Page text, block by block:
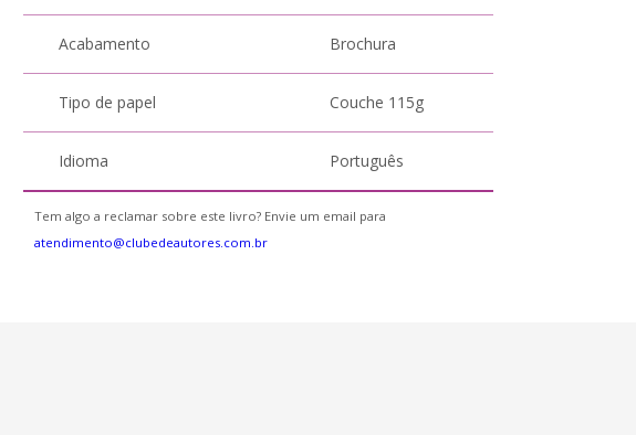
Acabamento Brochura
Tipo de papel Couche 115g
Idioma Português
Tem algo a reclamar sobre este livro? Envie um email para
atendimento@clubedeautores.com.br